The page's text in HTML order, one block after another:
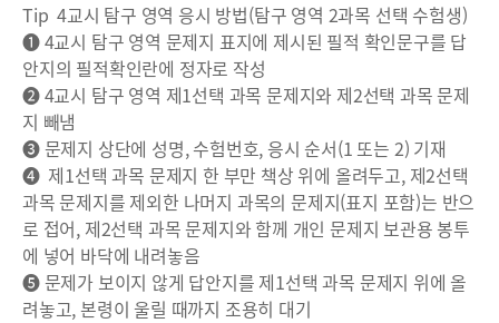
Tip 4교시 탐구 영역 응시 방법(탐구 영역 2과목 선택 수험생)
❶ 4교시 탐구 영역 문제지 표지에 제시된 필적 확인문구를 답
안지의 필적확인란에 정자로 작성
❷ 4교시 탐구 영역 제1선택 과목 문제지와 제2선택 과목 문제
지 빼냄
❸ 문제지 상단에 성명, 수험번호, 응시 순서(1 또는 2) 기재
❹ 제1선택 과목 문제지 한 부만 책상 위에 올려두고, 제2선택
과목 문제지를 제외한 나머지 과목의 문제지(표지 포함)는 반으
로 접어, 제2선택 과목 문제지와 함께 개인 문제지 보관용 봉투
에 넣어 바닥에 내려놓음
❺ 문제가 보이지 않게 답안지를 제1선택 과목 문제지 위에 올
려놓고, 본령이 울릴 때까지 조용히 대기